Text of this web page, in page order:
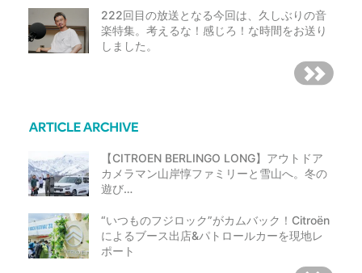
222回目の放送となる今回は、久しぶりの音
楽特集。考えるな！感じろ！な時間をお送り
しました。
【CITROEN BERLINGO LONG】アウトドア
カメラマン山岸惇ファミリーと雪山へ。冬の
遊び…
“いつものフジロック”がカムバック！Citroën
によるブース出店&パトロールカーを現地レ
ポート